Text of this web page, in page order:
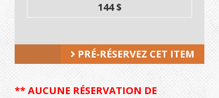
144 $
PRÉ-RÉSERVEZ CET ITEM
** AUCUNE RÉSERVATION DE